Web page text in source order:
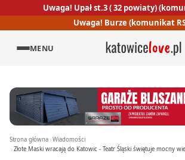
Uwaga! Upał st.3 ( 32 powiaty)
Uwaga! Burze (komunikat
MENU
Strona główna Wiadomości
Złote Maski wracają do Katowic - Teatr Śląski świętuje mocny